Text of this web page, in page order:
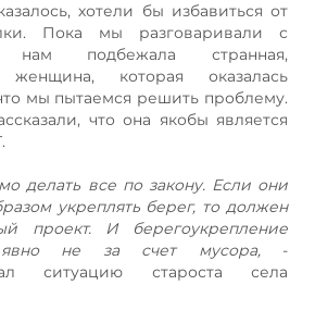
хотели бы избавиться от
Пока мы разговаривали с
подбежала странная,
женщина, которая оказалась
мы пытаемся решить проблему.
что она якобы является
делать все по закону. Если они
укреплять берег, то должен
проект. И берегоукрепление
не за счет мусора, -
ситуацию староста села